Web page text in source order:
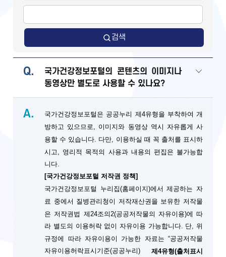
검색
Q.
국가건강정보포털의 콘텐츠의 이미지나
동영상만 별도로 사용할 수 있나요?
A.
국가건강정보포털은 공공누리 제4유형을 부착하여 개
방하고 있으므로, 이미지와 동영상 역시 자유롭게 사
용할 수 있습니다. 다만, 이용하실 때 꼭 출처를 표시하
시고, 영리적 목적의 사용과 내용의 편집은 불가능합
니다.
[국가건강정보포털 저작권 정책]
국가건강정보포털 누리집(홈페이지)에서 제공하는 자
료 중에서 질병관리청이 저작재산권을 보유한 저작물
은 저작권법 제24조의2(공공저작물의 자유이용)에 따
라 별도의 이용허락 없이 자유이용 가능합니다. 단, 위
규정에 따라 자유이용이 가능한 자료는 “공공저작물
자유이용허락표시기준(공공누리) 제4유형(출처표시